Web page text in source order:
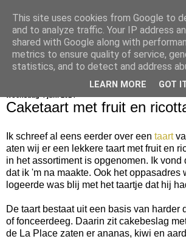
bijna net zo lekker
Caketaart met fruit en
Ik schreef al eens eerder over een taart
aten wij er een lekkere taart met fruit en
in het assortiment is opgenomen. Ik vond
dat ik 'm na maakte. Ook het oppasadres
logeerde was blij met het taartje dat hij
De taart bestaat uit een basis van harder
of fonceerdeeg. Daarin zit cakebeslag
de La Place zaten er ananas, kiwi en
This site uses cookies from Google to
and to analyze traffic. Your IP address
shared with Google along with
metrics to ensure quality of service,
statistics, and to detect and address
LEARN MORE GOT